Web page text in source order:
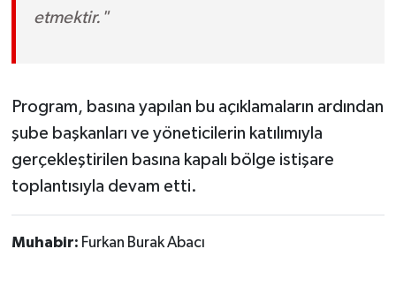
etmektir."
Program, basına yapılan bu açıklamaların ardından
şube başkanları ve yöneticilerin katılımıyla
gerçekleştirilen basına kapalı bölge istişare
toplantısıyla devam etti.
Muhabir: Furkan Burak Abacı